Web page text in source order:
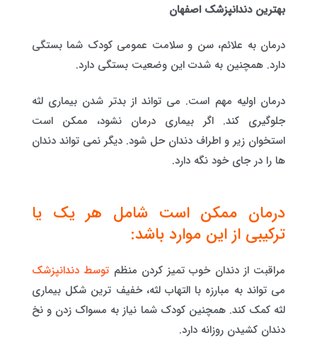
بهترین دندانپزشک اصفهان
درمان به علائم، سن و سلامت عمومی کودک شما بستگی
دارد. همچنین به شدت این وضعیت بستگی دارد.
درمان اولیه مهم است. می تواند از بدتر شدن بیماری لثه
جلوگیری کند. اگر بیماری درمان نشود، ممکن است
استخوان زیر و اطراف دندان حل شود. دیگر نمی تواند دندان
ها را در جای خود نگه دارد.
درمان ممکن است شامل هر یک یا
ترکیبی از این موارد باشد:
مراقبت از دندان خوب تمیز کردن منظم توسط دندانپزشک
می تواند به مبارزه با التهاب لثه، خفیف ترین شکل بیماری
لثه کمک کند. همچنین کودک شما نیاز به مسواک زدن و نخ
دندان کشیدن روزانه دارد.